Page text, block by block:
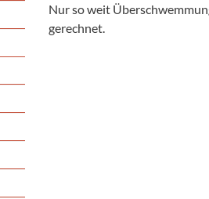
Nur so weit
gerechnet.